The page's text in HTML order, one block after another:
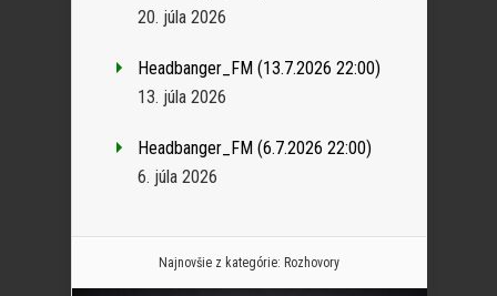
20. júla 2026
Headbanger_FM (13.7.2026 22:00)
13. júla 2026
Headbanger_FM (6.7.2026 22:00)
6. júla 2026
Najnovšie z kategórie: Rozhovory